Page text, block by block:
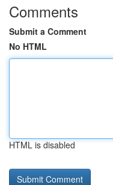
Comments
Submit a Comment
No HTML
HTML is disabled